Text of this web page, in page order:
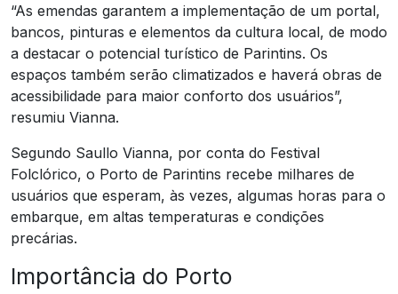
“As emendas garantem a implementação de um portal,
bancos, pinturas e elementos da cultura local, de modo
a destacar o potencial turístico de Parintins. Os
espaços também serão climatizados e haverá obras de
acessibilidade para maior conforto dos usuários”,
resumiu Vianna.
Segundo Saullo Vianna, por conta do Festival
Folclórico, o Porto de Parintins recebe milhares de
usuários que esperam, às vezes, algumas horas para o
embarque, em altas temperaturas e condições
precárias.
Importância do Porto